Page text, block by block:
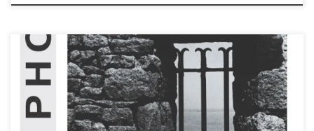
Le Photo Club de Bagneux fête ses 50 ans, avec une exposition
des photos du fondateur du club, Gérard Augry. Cette exposition
se déroule dans les locaux du club, passage Wodey, du 27 janvier
au 25 mars 2023. L’exposition peut être visitée le samedi après-